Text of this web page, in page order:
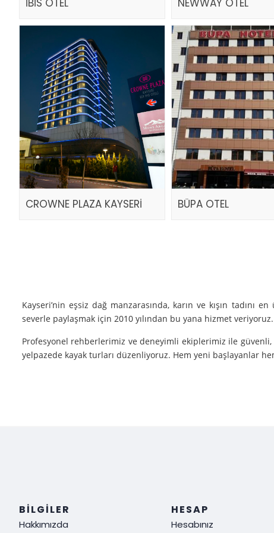
CROWNE PLAZA KAYSERİ BÜPA OTEL
Kayseri’nin eşsiz dağ manzarasında, karın ve kışın
severle paylaşmak için 2010 yılından bu yana hizmet
Profesyonel rehberlerimiz ve deneyimli ekiplerimiz ile
yelpazede kayak turları düzenliyoruz. Hem yeni başlayanlar
Güvenlik: Kayak yaparken güvenliğiniz bizim için her şeyden
Müşteri Memnuniyeti: Sizin tatmin olmanız bizim için her şey
ediyoruz!
BILGILER
Hakkımızda
HESAP
Hesabınız